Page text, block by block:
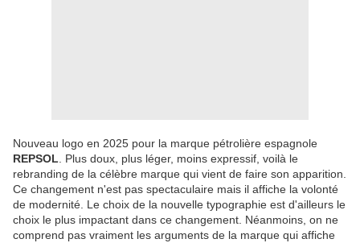
Nouveau logo en 2025 pour la marque pétrolière espagnole
REPSOL . Plus doux, plus léger, moins expressif, voilà le
rebranding de la célèbre marque qui vient de faire son apparition.
Ce changement n'est pas spectaculaire mais il affiche la volonté
de modernité. Le choix de la nouvelle typographie est d'ailleurs le
choix le plus impactant dans ce changement. Néanmoins, on ne
comprend pas vraiment les arguments de la marque qui affiche